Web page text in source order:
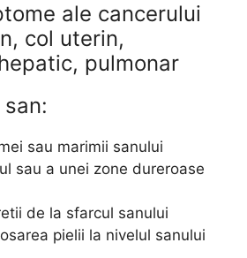
ale cancerului
col uterin,
pulmonar
sau marimii sanului
sau a unei zone dureroase
de la sfarcul sanului
pielii la nivelul sanului